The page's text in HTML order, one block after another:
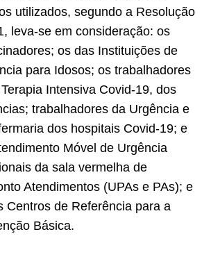
utilizados, segundo a Resolução
leva-se em consideração: os
os das Instituições de
para Idosos; os trabalhadores
Intensiva Covid-19, dos
trabalhadores da Urgência e
dos hospitais Covid-19; e
Móvel de Urgência
da sala vermelha de
Atendimentos (UPAs e PAs); e
Centros de Referência para a
Básica.